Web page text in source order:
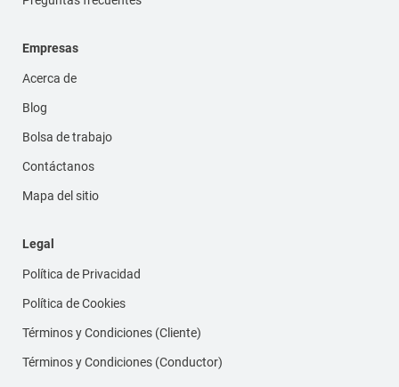
Empresas
Acerca de
Blog
Bolsa de trabajo
Contáctanos
Mapa del sitio
Legal
Política de Privacidad
Política de Cookies
Términos y Condiciones (Cliente)
Términos y Condiciones (Conductor)